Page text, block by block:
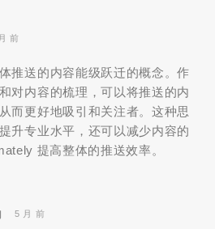
前
推送的内容能级跃迁的概念。作
对内容的梳理，可以将推送的内
而更好地吸引和关注者。这种思
升专业水平，还可以减少内容的
提高整体的推送效率。
5 月 前